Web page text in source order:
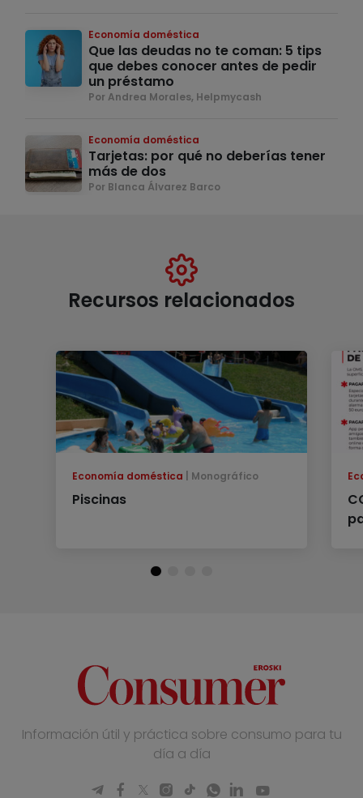
Economía doméstica
Que las deudas no te coman: 5 tips
que debes conocer antes de pedir
un préstamo
Por Andrea Morales, Helpmycash
Economía doméstica
Tarjetas: por qué no deberías tener
más de dos
Por Blanca Álvarez Barco
Recursos relacionados
Economía doméstica Monográfico
Piscinas
Información útil y práctica sobre consumo para tu
día a día